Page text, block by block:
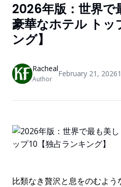
2026年版：世界で
豪華なホテル トッ
ング】
Racheal
Author
February 21, 20261
比類なき贅沢と息をのむよ